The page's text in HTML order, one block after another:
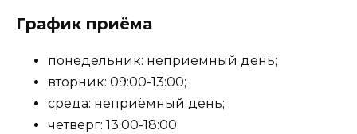
График приёма
понедельник: неприёмный день;
вторник: 09:00-13:00;
среда: неприёмный день;
четверг: 13:00-18:00;